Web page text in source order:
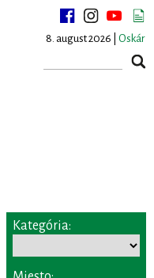
8. august 2026 | Oskár
Kategória: